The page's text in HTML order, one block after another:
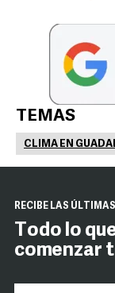
TEMAS
CLIMA EN
RECIBE LAS
Todo lo
comenzar